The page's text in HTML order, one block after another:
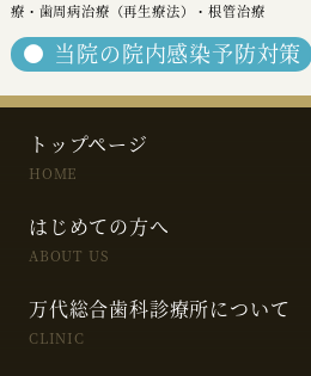
療・歯周病治療（再生療法）・根管治療
当院の院内感染予防対策
トップページ
HOME
はじめての方へ
ABOUT US
万代総合歯科診療所について
CLINIC